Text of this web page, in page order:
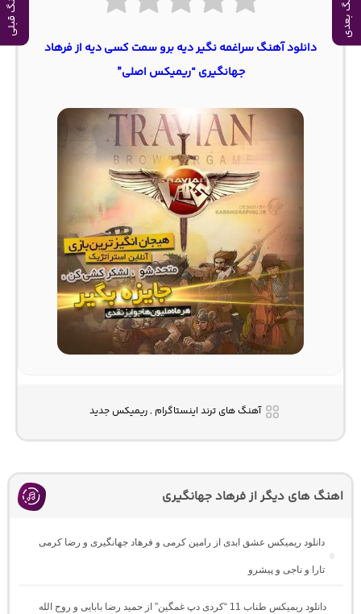
آهنگ بعدی آهنگ قبلی
دانلود آهنگ سراغمه نگیر دیه برو سمت کسی دیه از فرهاد
جهانگیری “ریمیکس اصلی”
آهنگ های ترند اینستاگرام , ریمیکس جدید
اهنگ های دیگر از فرهاد جهانگیری
دانلود ریمیکس عشق ابدی از رامین کرمی و فرهاد جهانگیری و رضا کرمی
تارا و ناجی و پیشرو
دانلود ریمیکس طناب 11 “کردی دپ غمگین” از حمید رضا بابایی و روح الله